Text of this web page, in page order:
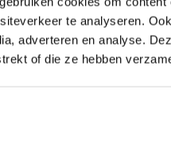
te analyseren.
adverteren en analyse.
of die ze hebben